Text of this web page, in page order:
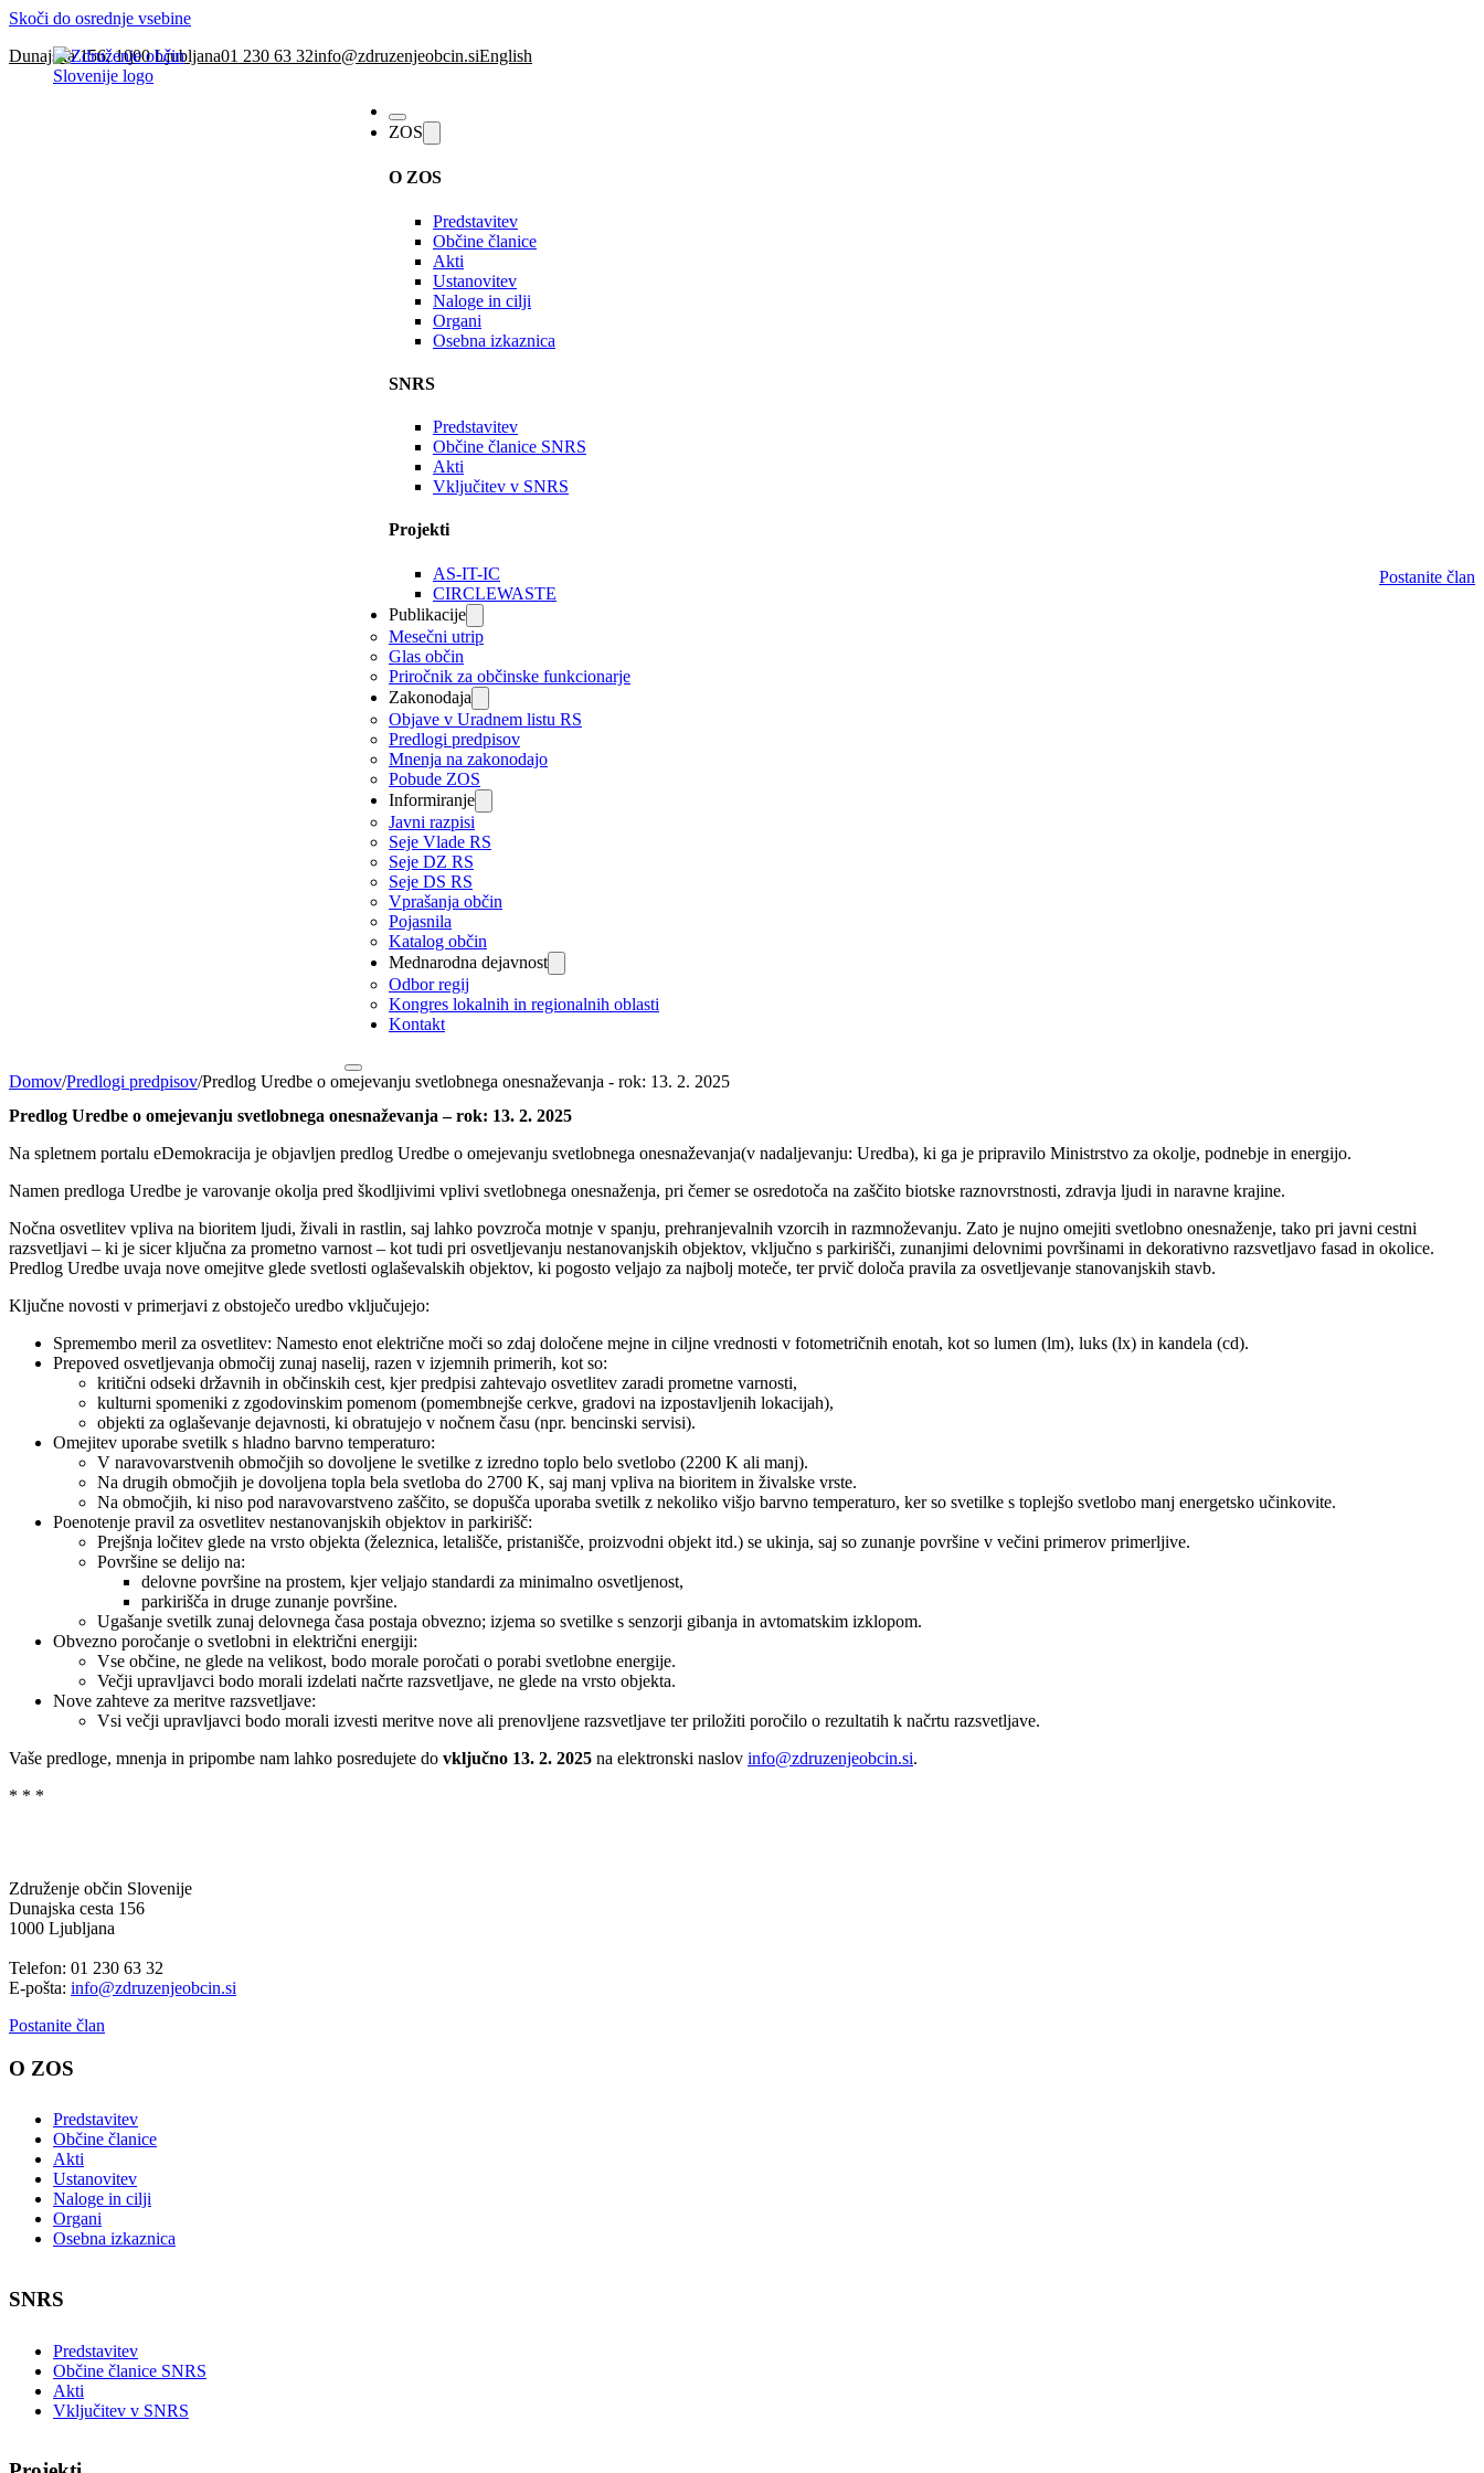
Skoči do osrednje vsebine
Dunajska 156, 1000 Ljubljana01 230 63 32info@zdruzenjeobcin.siEnglish
ZOS
O ZOS
Predstavitev
Občine članice
Akti
Ustanovitev
Naloge in cilji
Organi
Osebna izkaznica
SNRS
Predstavitev
Občine članice SNRS
Akti
Vključitev v SNRS
Projekti
AS-IT-IC
CIRCLEWASTE
Publikacije
Mesečni utrip
Glas občin
Priročnik za občinske funkcionarje
Zakonodaja
Objave v Uradnem listu RS
Predlogi predpisov
Mnenja na zakonodajo
Pobude ZOS
Informiranje
Javni razpisi
Seje Vlade RS
Seje DZ RS
Seje DS RS
Vprašanja občin
Pojasnila
Katalog občin
Mednarodna dejavnost
Odbor regij
Kongres lokalnih in regionalnih oblasti
Kontakt
Postanite član
Domov/Predlogi predpisov/Predlog Uredbe o omejevanju svetlobnega onesnaževanja - rok: 13. 2. 2025
Predlog Uredbe o omejevanju svetlobnega onesnaževanja – rok: 13. 2. 2025
Na spletnem portalu eDemokracija je objavljen predlog Uredbe o omejevanju svetlobnega onesnaževanja(v nadaljevanju: Uredba), ki ga je pripravilo Ministrstvo za okolje, podnebje in energijo.
Namen predloga Uredbe je varovanje okolja pred škodljivimi vplivi svetlobnega onesnaženja, pri čemer se osredotoča na zaščito biotske raznovrstnosti, zdravja ljudi in naravne krajine.
Nočna osvetlitev vpliva na bioritem ljudi, živali in rastlin, saj lahko povzroča motnje v spanju, prehranjevalnih vzorcih in razmnoževanju. Zato je nujno omejiti svetlobno onesnaženje, tako pri javni cestni
razsvetljavi – ki je sicer ključna za prometno varnost – kot tudi pri osvetljevanju nestanovanjskih objektov, vključno s parkirišči, zunanjimi delovnimi površinami in dekorativno razsvetljavo fasad in okolice.
Predlog Uredbe uvaja nove omejitve glede svetlosti oglaševalskih objektov, ki pogosto veljajo za najbolj moteče, ter prvič določa pravila za osvetljevanje stanovanjskih stavb.
Ključne novosti v primerjavi z obstoječo uredbo vključujejo:
Spremembo meril za osvetlitev: Namesto enot električne moči so zdaj določene mejne in ciljne vrednosti v fotometričnih enotah, kot so lumen (lm), luks (lx) in kandela (cd).
Prepoved osvetljevanja območij zunaj naselij, razen v izjemnih primerih, kot so:
kritični odseki državnih in občinskih cest, kjer predpisi zahtevajo osvetlitev zaradi prometne varnosti,
kulturni spomeniki z zgodovinskim pomenom (pomembnejše cerkve, gradovi na izpostavljenih lokacijah),
objekti za oglaševanje dejavnosti, ki obratujejo v nočnem času (npr. bencinski servisi).
Omejitev uporabe svetilk s hladno barvno temperaturo:
V naravovarstvenih območjih so dovoljene le svetilke z izredno toplo belo svetlobo (2200 K ali manj).
Na drugih območjih je dovoljena topla bela svetloba do 2700 K, saj manj vpliva na bioritem in živalske vrste.
Na območjih, ki niso pod naravovarstveno zaščito, se dopušča uporaba svetilk z nekoliko višjo barvno temperaturo, ker so svetilke s toplejšo svetlobo manj energetsko učinkovite.
Poenotenje pravil za osvetlitev nestanovanjskih objektov in parkirišč:
Prejšnja ločitev glede na vrsto objekta (železnica, letališče, pristanišče, proizvodni objekt itd.) se ukinja, saj so zunanje površine v večini primerov primerljive.
Površine se delijo na:
delovne površine na prostem, kjer veljajo standardi za minimalno osvetljenost,
parkirišča in druge zunanje površine.
Ugašanje svetilk zunaj delovnega časa postaja obvezno; izjema so svetilke s senzorji gibanja in avtomatskim izklopom.
Obvezno poročanje o svetlobni in električni energiji:
Vse občine, ne glede na velikost, bodo morale poročati o porabi svetlobne energije.
Večji upravljavci bodo morali izdelati načrte razsvetljave, ne glede na vrsto objekta.
Nove zahteve za meritve razsvetljave:
Vsi večji upravljavci bodo morali izvesti meritve nove ali prenovljene razsvetljave ter priložiti poročilo o rezultatih k načrtu razsvetljave.
Vaše predloge, mnenja in pripombe nam lahko posredujete do vključno 13. 2. 2025 na elektronski naslov info@zdruzenjeobcin.si.
* * *
Združenje občin Slovenije
Dunajska cesta 156
1000 Ljubljana
Telefon: 01 230 63 32
E-pošta: info@zdruzenjeobcin.si
Postanite član
O ZOS
Predstavitev
Občine članice
Akti
Ustanovitev
Naloge in cilji
Organi
Osebna izkaznica
SNRS
Predstavitev
Občine članice SNRS
Akti
Vključitev v SNRS